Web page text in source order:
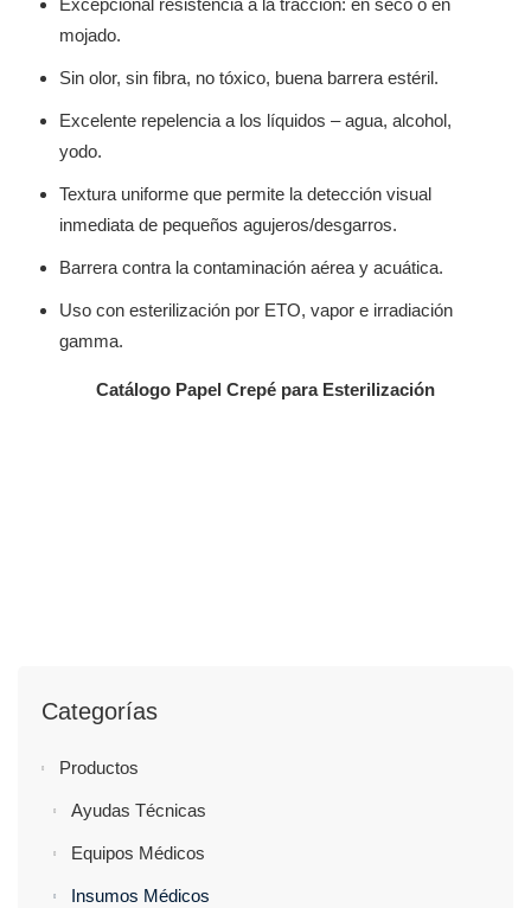
Categorías
Productos
Ayudas Técnicas
Equipos Médicos
Insumos Médicos
mojado.
Sin olor, sin fibra, no tóxico, buena barrera estéril.
Excelente repelencia a los líquidos – agua, alcohol,
yodo.
Textura uniforme que permite la detección visual
inmediata de pequeños agujeros/desgarros.
Barrera contra la contaminación aérea y acuática.
Uso con esterilización por ETO, vapor e irradiación
gamma.
Catálogo Papel Crepé para Esterilización